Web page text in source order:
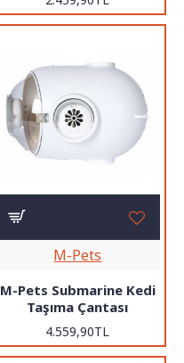
M-Pets
M-Pets Submarine Kedi
Taşıma Çantası
4.559,90TL